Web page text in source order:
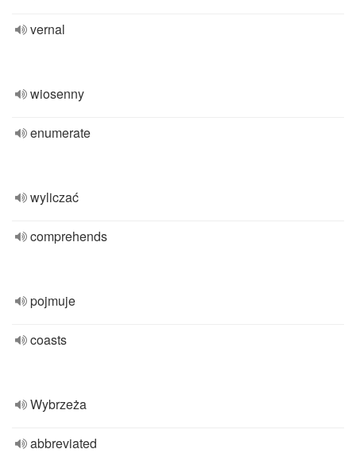
vernal
wiosenny
enumerate
wyliczać
comprehends
pojmuje
coasts
Wybrzeża
abbreviated